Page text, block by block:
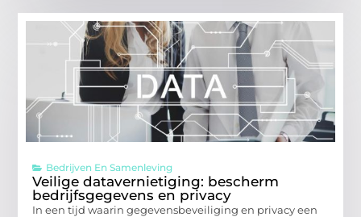
Bedrijven En Samenleving
Veilige datavernietiging: bescherm
bedrijfsgegevens en privacy
In een tijd waarin gegevensbeveiliging en privacy een